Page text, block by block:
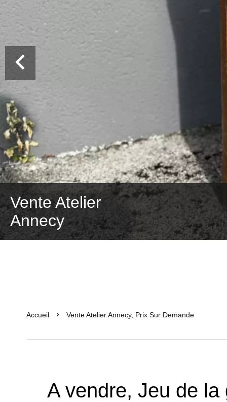
Vente Atelier
Annecy
Accueil Vente Atelier Annecy, Prix Sur Demande
A vendre, Jeu de